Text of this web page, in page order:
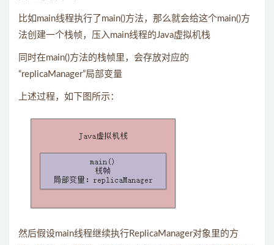
比如main线程执行了main()方法，那么就会给这个main()方
法创建一个栈帧，压入main线程的Java虚拟机栈
同时在main()方法的栈帧里，会存放对应的
“replicaManager”局部变量
上述过程，如下图所示：
然后假设main线程继续执行ReplicaManager对象里的方